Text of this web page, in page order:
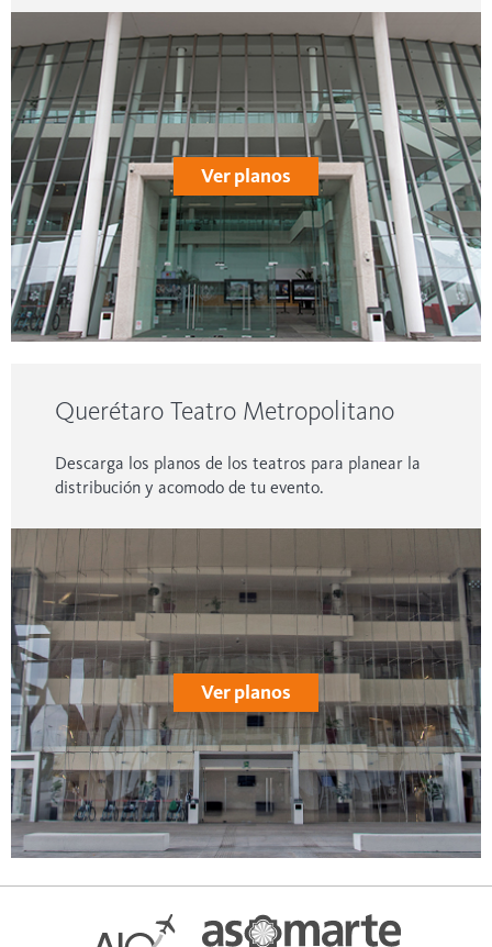
Ver planos
Querétaro Teatro Metropolitano
Descarga los planos de los teatros para planear la
distribución y acomodo de tu evento.
Ver planos